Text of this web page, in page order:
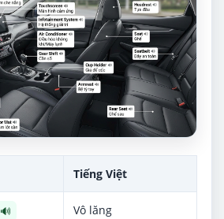
Tiếng Việt
🔊 Vô lăng